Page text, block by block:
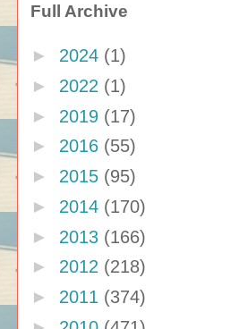
Full Archive
► 2024 (1)
► 2022 (1)
► 2019 (17)
► 2016 (55)
► 2015 (95)
► 2014 (170)
► 2013 (166)
► 2012 (218)
► 2011 (374)